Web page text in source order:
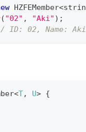
HZFEMember<
( "02" , "Aki" ) ;
ID: 02, Name: Aki
<T, U> {